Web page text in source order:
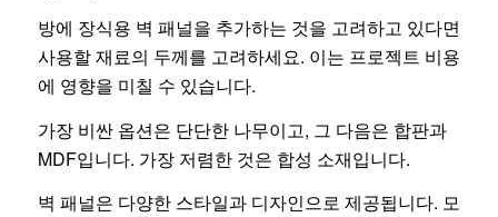
방에 장식용 벽 패널을 추가하는 것을 고려하고 있다면
사용할 재료의 두께를 고려하세요. 이는 프로젝트 비용
에 영향을 미칠 수 있습니다.
가장 비싼 옵션은 단단한 나무이고, 그 다음은 합판과
MDF입니다. 가장 저렴한 것은 합성 소재입니다.
벽 패널은 다양한 스타일과 디자인으로 제공됩니다. 모